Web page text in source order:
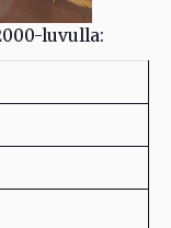
luvulla: